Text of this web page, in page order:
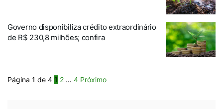
Governo disponibiliza crédito extraordinário
de R$ 230,8 milhões; confira
Página 1 de 4 1 2 … 4 Próximo